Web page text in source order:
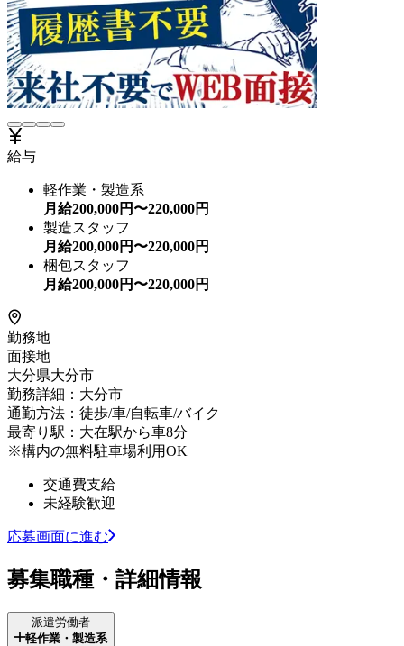
給与
軽作業・製造系
月給200,000円〜220,000円
製造スタッフ
月給200,000円〜220,000円
梱包スタッフ
月給200,000円〜220,000円
勤務地
面接地
大分県大分市
勤務詳細：大分市
通勤方法：徒歩/車/自転車/バイク
最寄り駅：大在駅から車8分
※構内の無料駐車場利用OK
交通費支給
未経験歓迎
応募画面に進む
募集職種・詳細情報
派遣労働者
軽作業・製造系